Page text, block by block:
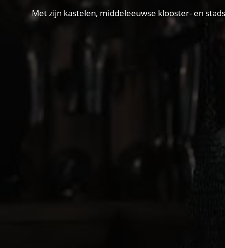
Met zijn kastelen, middeleeuwse klooster- en